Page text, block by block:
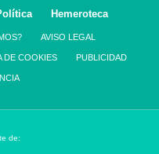
Hemeroteca
AVISO LEGAL
DE COOKIES PUBLICIDAD
de: